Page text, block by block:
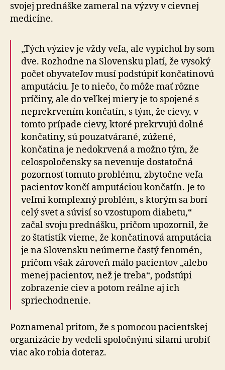
svojej pred­náške zameral na výzvy v cievnej
medicíne.
„Tých výziev je vždy veľa, ale vypichol by som
dve. Rozhodne na Slovensku platí, že vysoký
počet obyvateľov musí podstúpiť končatinovú
amputáciu. Je to niečo, čo môže mať rôzne
príčiny, ale do veľkej miery je to spojené s
neprekrvením končatín, s tým, že cievy, v
tomto prípade cievy, ktoré prekrvujú dolné
končatiny, sú pouzatvárané, zúžené,
končatina je nedokrvená a možno tým, že
celospoločensky sa nevenuje dostatočná
pozornosť tomuto problému, zbytočne veľa
pacientov končí amputáciou končatín. Je to
veľmi komplexný problém, s ktorým sa borí
celý svet a súvisí so vzostupom diabetu,“
začal svoju prednášku, pričom upozornil, že
zo štatistík vieme, že končatinová amputácia
je na Slovensku neúmerne častý fenomén,
pričom však zároveň málo pacientov „alebo
menej pacientov, než je treba“, podstúpi
zobrazenie ciev a potom reálne aj ich
spriechodnenie.
Poznamenal pritom, že s pomocou pacientskej
organizácie by vedeli spoločnými silami urobiť
viac ako robia doteraz.